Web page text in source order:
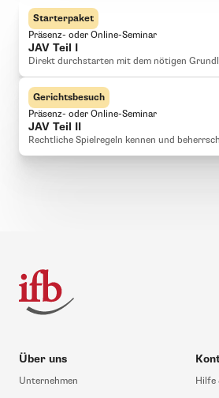
Starterpaket
Präsenz- oder Online-Seminar
JAV Teil I
Direkt durchstarten mit dem nötigen
Gerichtsbesuch
Präsenz- oder Online-Seminar
JAV Teil II
Rechtliche Spielregeln kennen und
Über uns
Unternehmen
Hilfe